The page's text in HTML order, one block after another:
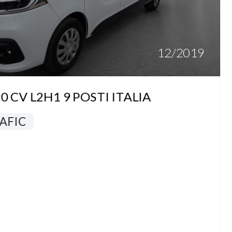
12/2019
CV L2H1 9 POSTI ITALIA